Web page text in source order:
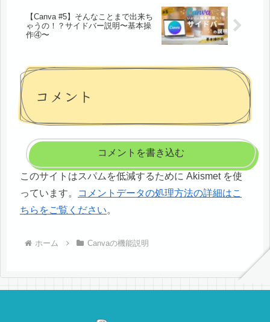
【Canva #5】そんなことまで出来ち
ゃうの！？サイドバー説明〜基本操
作④〜
コメント
コメントを書き込む
このサイトはスパムを低減するために Akismet を使
っています。
コメントデータの処理方法の詳細はこ
ちらをご覧ください。
ホーム Canvaの機能説明